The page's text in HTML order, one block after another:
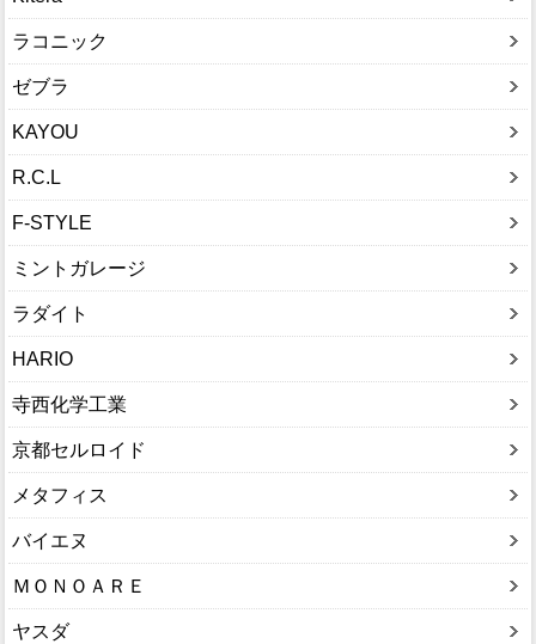
ラコニック
ゼブラ
KAYOU
R.C.L
F-STYLE
ミントガレージ
ラダイト
HARIO
寺西化学工業
京都セルロイド
メタフィス
バイエヌ
ＭＯＮＯＡＲＥ
ヤスダ